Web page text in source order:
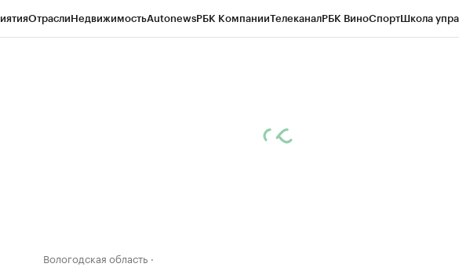
ОтраслиНедвижимостьAutonewsРБК КомпанииТелеканалРБК ВиноСпортШкола
Вологодская область